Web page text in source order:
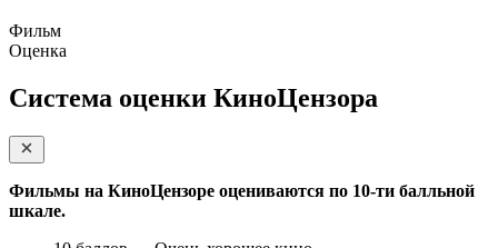
Фильм
Оценка
Система оценки КиноЦензора
Фильмы на КиноЦензоре оцениваются по 10-ти балльной
шкале.